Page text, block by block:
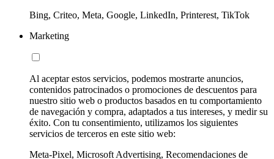
Bing, Criteo, Meta, Google, LinkedIn, Printerest, TikTok
Marketing
Al aceptar estos servicios, podemos mostrarte anuncios,
contenidos patrocinados o promociones de descuentos para
nuestro sitio web o productos basados en tu comportamiento
de navegación y compra, adaptados a tus intereses, y medir su
éxito. Con tu consentimiento, utilizamos los siguientes
servicios de terceros en este sitio web:
Meta-Pixel, Microsoft Advertising, Recomendaciones de